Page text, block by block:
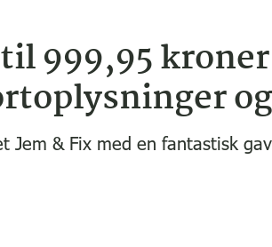
999,95
Jem & Fix med en fantastisk